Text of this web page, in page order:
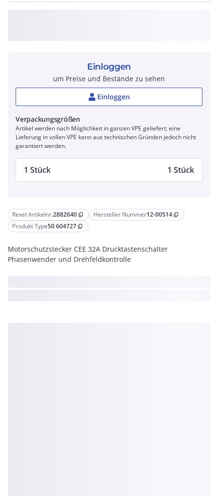
Rexel Artikelnr.2882640 content_copy Hersteller Nummer12-00514 content_copy
Produkt Type50 604727 content_copy
Motorschutzstecker CEE 32A Drucktastenschalter
Phasenwender und Drehfeldkontrolle
Einloggen
um Preise und Bestände zu sehen
Einloggen
Verpackungsgrößen
Artikel werden nach Möglichkeit in ganzen VPE geliefert; eine
Lieferung in vollen VPE kann aus technischen Gründen jedoch nicht
garantiert werden.
1 Stück 1 Stück